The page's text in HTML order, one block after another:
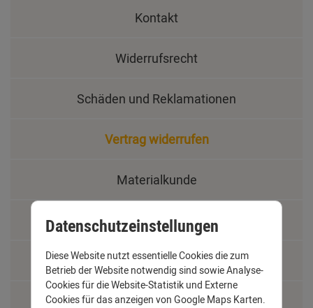
Kontakt
Widerrufsrecht
Schäden und Reklamationen
Vertrag widerrufen
Materialkunde
Fachbegriffe
Jobs
Montage und Installationshilfen
Datenschutzeinstellungen
Diese Website nutzt essentielle Cookies die zum
Betrieb der Website notwendig sind sowie Analyse-
Cookies für die Website-Statistik und Externe
Cookies für das anzeigen von Google Maps Karten.